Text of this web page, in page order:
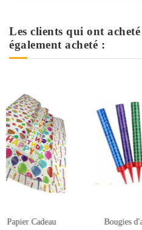
Les clients qui ont
également acheté :
Colle Blanche 200 ml -